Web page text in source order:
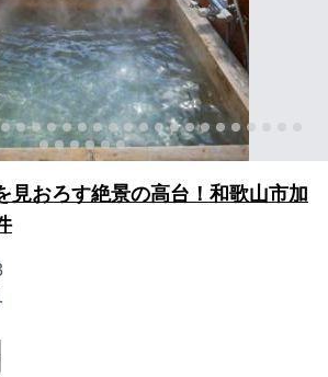
見おろす絶景の高台！和歌山市加